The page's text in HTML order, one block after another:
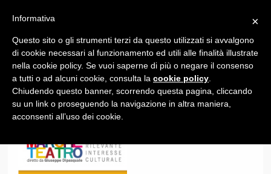
1
×
Informativa
Questo sito o gli strumenti terzi da questo utilizzati si avvalgono
di cookie necessari al funzionamento ed utili alle finalità illustrate
nella cookie policy. Se vuoi saperne di più o negare il consenso
a tutti o ad alcuni cookie, consulta la cookie policy
Chiudendo questo banner, scorrendo questa pagina, cliccando
su un link o proseguendo la navigazione in altra maniera,
acconsenti all’uso dei cookie.